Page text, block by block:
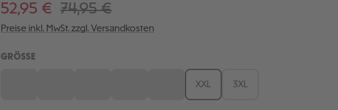
52,95 € 74,95 €
Preise inkl. MwSt. zzgl. Versandkosten
GRÖSSE AUSWÄHLEN
XXL 3XL